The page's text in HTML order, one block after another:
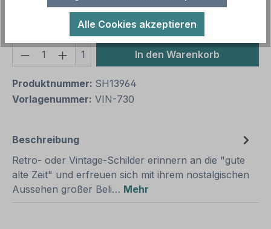
abweichende Endpreise möglich.
Produkt Anzahl: Gib den gewünschten
1 In den Warenkorb
Produktnummer: SH13964
Vorlagenummer: VIN-730
Beschreibung
Retro- oder Vintage-Schilder erinnern an die "gute
alte Zeit" und erfreuen sich mit ihrem nostalgischen
Aussehen großer Beli… Mehr
Alle Cookies akzeptieren